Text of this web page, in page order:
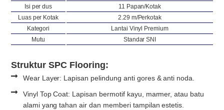
Isi per dus
11 Papan/Kotak
Luas per Kotak
2.29 m/Perkotak
Kategori
Lantai Vinyl Premium
Mutu
Standar SNI
Struktur SPC Flooring:
Wear Layer: Lapisan pelindung anti gores & anti noda.
Vinyl Top Coat: Lapisan bermotif kayu, marmer, atau batu
alami yang tahan air dan memberi tampilan estetis.